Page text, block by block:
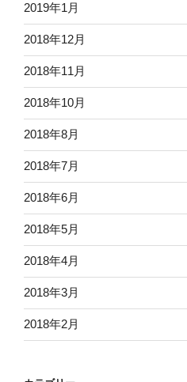
2019年1月
2018年12月
2018年11月
2018年10月
2018年8月
2018年7月
2018年6月
2018年5月
2018年4月
2018年3月
2018年2月